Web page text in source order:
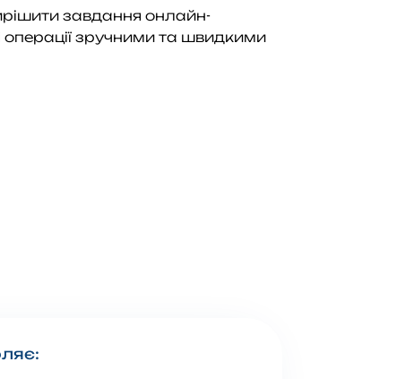
завдання онлайн-
операції зручними та швидкими